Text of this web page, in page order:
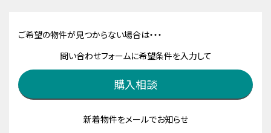
ご希望の物件が見つからない場合は・・・
問い合わせフォームに希望条件を入力して
購入相談
新着物件をメールでお知らせ